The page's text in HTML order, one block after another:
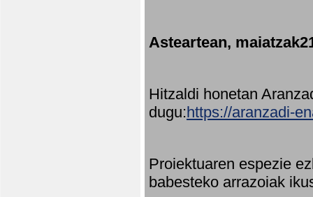
Asteartean,
Hitzaldi honetan
dugu:https://aranzadi-
Proiektuaren espezie
babesteko arrazoiak